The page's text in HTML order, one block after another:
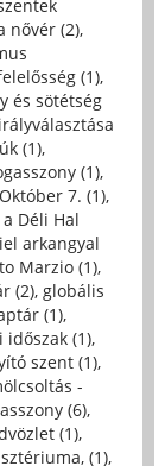
nővér (2),
(1),
és sötétség
(1),
(1),
7. (1),
Déli Hal
arkangyal
Marzio (1),
(2), globális
(1),
időszak (1),
szent (1),
-
(6),
(1),
(1),